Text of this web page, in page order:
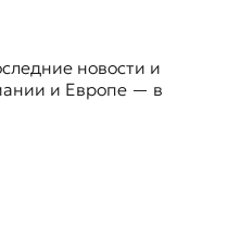
новости и
и Европе — в